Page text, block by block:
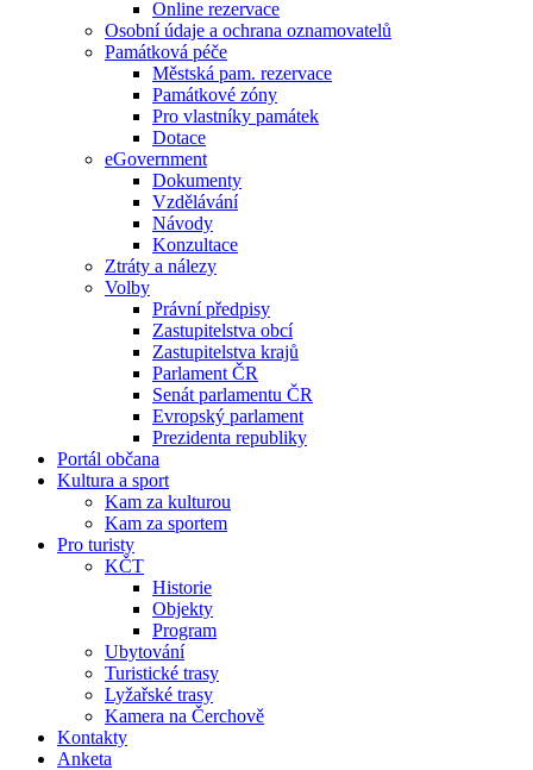
Online rezervace
Osobní údaje a ochrana oznamovatelů
Památková péče
Městská pam. rezervace
Památkové zóny
Pro vlastníky památek
Dotace
eGovernment
Dokumenty
Vzdělávání
Návody
Konzultace
Ztráty a nálezy
Volby
Právní předpisy
Zastupitelstva obcí
Zastupitelstva krajů
Parlament ČR
Senát parlamentu ČR
Evropský parlament
Prezidenta republiky
Portál občana
Kultura a sport
Kam za kulturou
Kam za sportem
Pro turisty
KČT
Historie
Objekty
Program
Ubytování
Turistické trasy
Lyžařské trasy
Kamera na Čerchově
Kontakty
Anketa